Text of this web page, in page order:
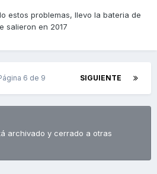
estos problemas, llevo la bateria de
salieron en 2017
SIGUIENTE
6 de 9
archivado y cerrado a otras